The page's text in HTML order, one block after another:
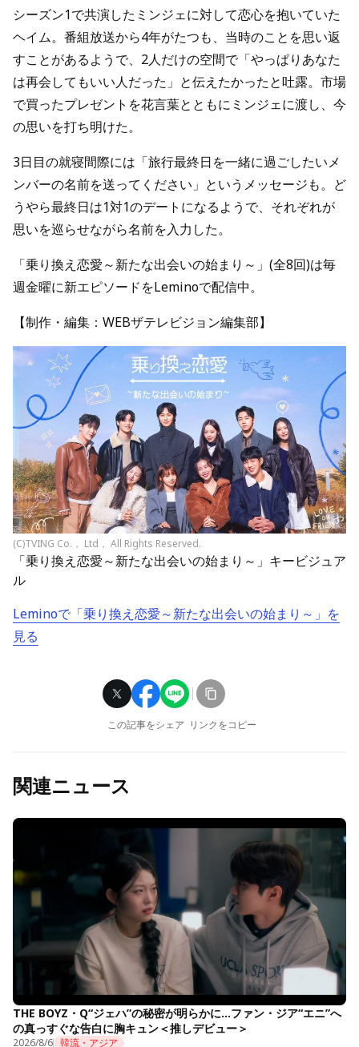
シーズン1で共演したミンジェに対して恋心を抱いていた
ヘイム。番組放送から4年がたつも、当時のことを思い返
すことがあるようで、2人だけの空間で「やっぱりあなた
は再会してもいい人だった」と伝えたかったと吐露。市場
で買ったプレゼントを花言葉とともにミンジェに渡し、今
の思いを打ち明けた。
3日目の就寝間際には「旅行最終日を一緒に過ごしたいメ
ンバーの名前を送ってください」というメッセージも。ど
うやら最終日は1対1のデートになるようで、それぞれが
思いを巡らせながら名前を入力した。
「乗り換え恋愛～新たな出会いの始まり～」(全8回)は毎
週金曜に新エピソードをLeminoで配信中。
【制作・編集：WEBザテレビジョン編集部】
(C)TVING Co.， Ltd， All Rights Reserved.
「乗り換え恋愛～新たな出会いの始まり～」キービジュア
ル
Leminoで「乗り換え恋愛～新たな出会いの始まり～」を
見る
この記事をシェア リンクをコピー
関連ニュース
THE BOYZ・Q“ジェハ”の秘密が明らかに…ファン・ジア“エニ”へ
の真っすぐな告白に胸キュン＜推しデビュー＞
2026/8/6 韓流・アジア